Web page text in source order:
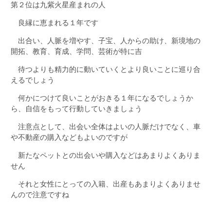
第２位は九紫火星産まれの人
良縁に恵まれる１年です
出合い、人脈を増やす、子宝、人からの助け、新境地の
開拓、教育、育成、学問、芸術が特に吉
待つよりも精力的に動いていくとより良いことに巡り合
えるでしょう
何かにつけて良いことがおきる１年になるでしょうか
ら、自信をもって行動していきましょう
注意点として、出会い全体はよいの人脈だけでなく、車
や不動産の購入などもよいのですが
新たなペットとの出会いや購入などはあまりよくありま
せん
それと女性にとっての入籍、出産もあまりよくありませ
んので注意ですね